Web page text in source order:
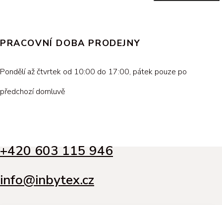
PRACOVNÍ DOBA PRODEJNY
Pondělí až čtvrtek od 10:00 do 17:00, pátek pouze po
předchozí domluvě
+420 603 115 946
info@inbytex.cz